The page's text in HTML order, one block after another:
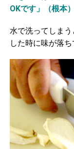
OKです」（根本）
水で洗ってしま
した時に味が落ち